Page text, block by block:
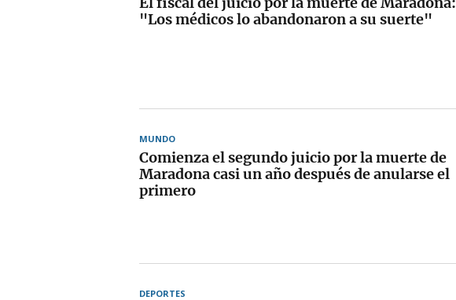
"Los médicos lo abandonaron a su suerte"
MUNDO
Comienza el segundo juicio por la muerte de
Maradona casi un año después de anularse el
primero
DEPORTES